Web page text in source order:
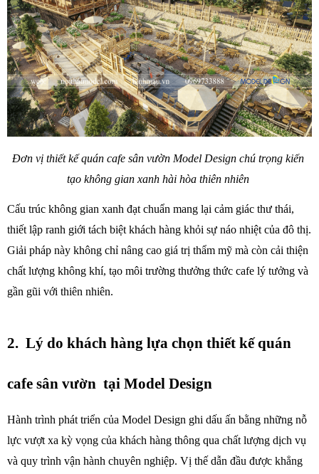
Đơn vị thiết kế quán cafe sân vườn Model Design chú trọng kiến
tạo không gian xanh hài hòa thiên nhiên
Cấu trúc không gian xanh đạt chuẩn mang lại cảm giác thư thái,
thiết lập ranh giới tách biệt khách hàng khỏi sự náo nhiệt của đô thị.
Giải pháp này không chỉ nâng cao giá trị thẩm mỹ mà còn cải thiện
chất lượng không khí, tạo môi trường thưởng thức cafe lý tưởng và
gần gũi với thiên nhiên.
2.  Lý do khách hàng lựa chọn thiết kế quán
cafe sân vườn  tại Model Design
Hành trình phát triển của Model Design ghi dấu ấn bằng những nỗ
lực vượt xa kỳ vọng của khách hàng thông qua chất lượng dịch vụ
và quy trình vận hành chuyên nghiệp. Vị thế dẫn đầu được khẳng